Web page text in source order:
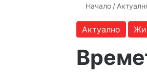
Начало /
Актуално